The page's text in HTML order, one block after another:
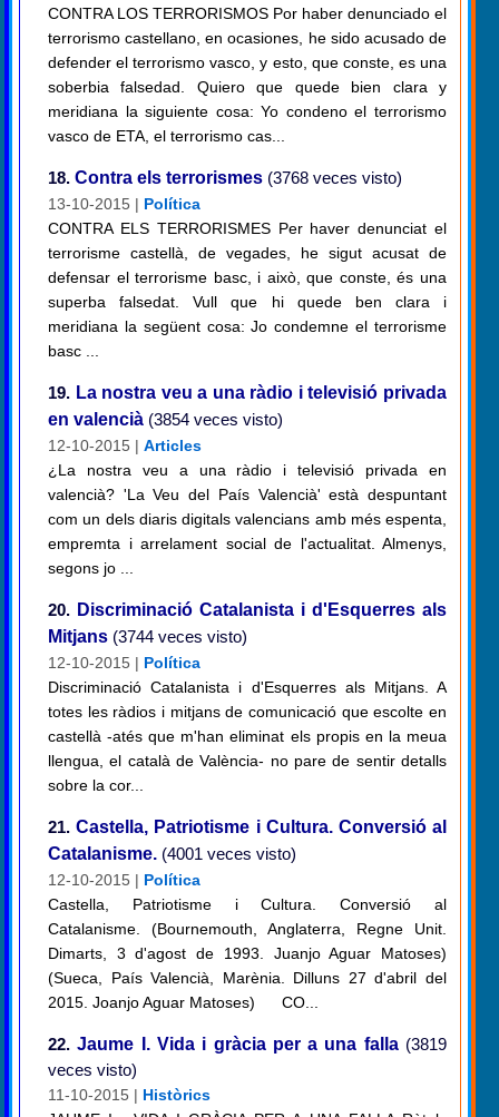
CONTRA LOS TERRORISMOS Por haber denunciado el
terrorismo castellano, en ocasiones, he sido acusado de
defender el terrorismo vasco, y esto, que conste, es una
soberbia falsedad. Quiero que quede bien clara y
meridiana la siguiente cosa: Yo condeno el terrorismo
vasco de ETA, el terrorismo cas...
18. Contra els terrorismes (3768 veces visto)
13-10-2015 | Política
CONTRA ELS TERRORISMES Per haver denunciat el
terrorisme castellà, de vegades, he sigut acusat de
defensar el terrorisme basc, i això, que conste, és una
superba falsedat. Vull que hi quede ben clara i
meridiana la següent cosa: Jo condemne el terrorisme
basc ...
19. La nostra veu a una ràdio i televisió privada
en valencià (3854 veces visto)
12-10-2015 | Articles
¿La nostra veu a una ràdio i televisió privada en
valencià? 'La Veu del País Valencià' està despuntant
com un dels diaris digitals valencians amb més espenta,
empremta i arrelament social de l'actualitat. Almenys,
segons jo ...
20. Discriminació Catalanista i d'Esquerres als
Mitjans (3744 veces visto)
12-10-2015 | Política
Discriminació Catalanista i d'Esquerres als Mitjans. A
totes les ràdios i mitjans de comunicació que escolte en
castellà -atés que m'han eliminat els propis en la meua
llengua, el català de València- no pare de sentir detalls
sobre la cor...
21. Castella, Patriotisme i Cultura. Conversió al
Catalanisme. (4001 veces visto)
12-10-2015 | Política
Castella, Patriotisme i Cultura. Conversió al
Catalanisme. (Bournemouth, Anglaterra, Regne Unit.
Dimarts, 3 d'agost de 1993. Juanjo Aguar Matoses)
(Sueca, País Valencià, Marènia. Dilluns 27 d'abril del
2015. Joanjo Aguar Matoses) CO...
22. Jaume I. Vida i gràcia per a una falla(3819
veces visto)
11-10-2015 | Històrics